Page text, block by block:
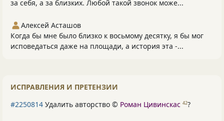
за себя, а за близких. Любой такой звонок може...
Алексей Асташов
Когда бы мне было близко к восьмому десятку, я бы мог
исповедаться даже на площади, а история эта -...
ИСПРАВЛЕНИЯ И ПРЕТЕНЗИИ
#2250814 Удалить авторство © Роман Цивинскас 42?